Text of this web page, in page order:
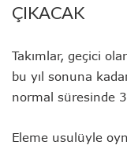
ÇIKACAK
Takımlar, geçici
bu yıl sonuna
normal süresinde
Eleme usulüyle